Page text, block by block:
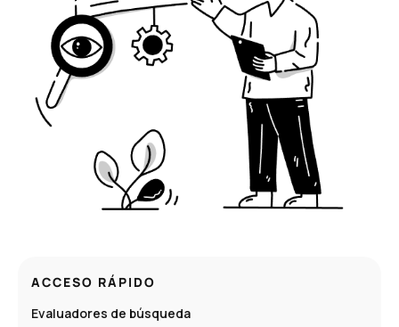
ACCESO RÁPIDO
Evaluadores de búsqueda